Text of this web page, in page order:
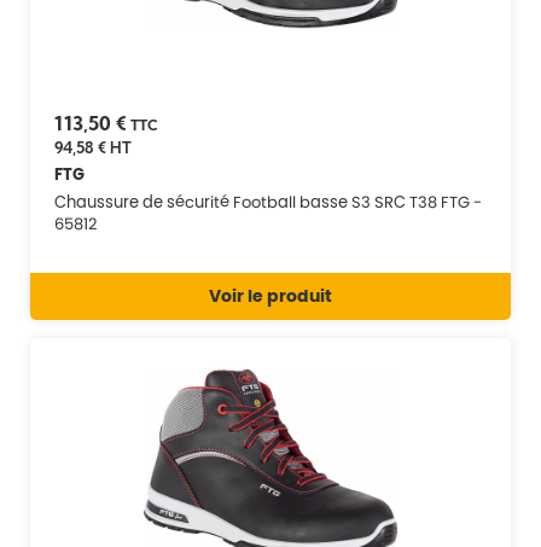
113,50 € TTC
94,58 €HT
FTG
Chaussure de sécurité Football basse S3 SRC T38 FTG -
65812
Voir le produit